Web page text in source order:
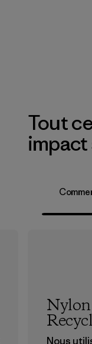
Tout
impact
Nylon
Nous